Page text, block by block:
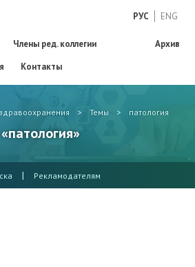
РУС ENG
Члены ред. коллегии
Архив
Контакты
> Темы > патология
| Рекламодателям